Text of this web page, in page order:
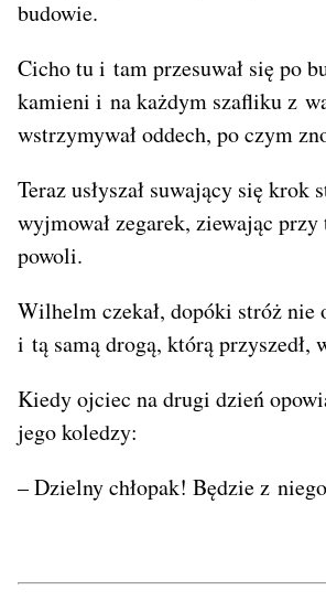
budowie.
Cicho tu i tam przesuwał się po
kamieni i na każdym szafliku z
wstrzymywał oddech, po czym
Teraz usłyszał suwający się
wyjmował zegarek, ziewając
powoli.
Wilhelm czekał, dopóki stróż nie
i tą samą drogą, którą przyszedł,
Kiedy ojciec na drugi dzień
jego koledzy:
– Dzielny chłopak! Będzie z